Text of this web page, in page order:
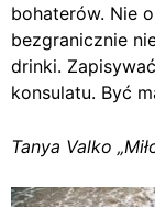
bohaterów. Nie
bezgranicznie
drinki.
konsulatu. Być
Tanya Valko